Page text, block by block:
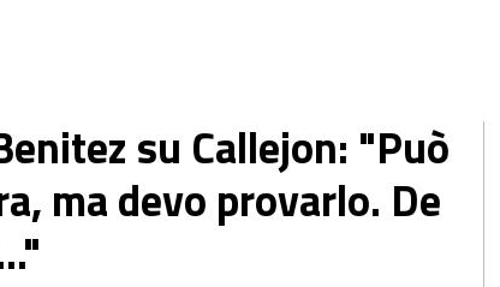
su Callejon: "Può
ma devo provarlo. De